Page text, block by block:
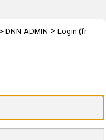
> DNN-ADMIN > Login (fr-